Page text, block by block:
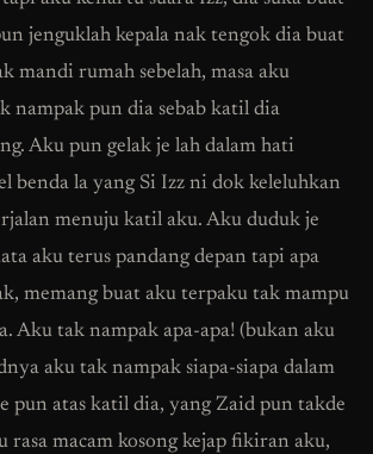
jenguklah kepala nak tengok dia buat
mandi rumah sebelah, masa aku
nampak pun dia sebab katil dia
Aku pun gelak je lah dalam hati
benda la yang Si Izz ni dok keleluhkan
menuju katil aku. Aku duduk je
aku terus pandang depan tapi apa
memang buat aku terpaku tak mampu
Aku tak nampak apa-apa! (bukan aku
aku tak nampak siapa-siapa dalam
pun atas katil dia, yang Zaid pun takde
rasa macam kosong kejap fikiran aku,